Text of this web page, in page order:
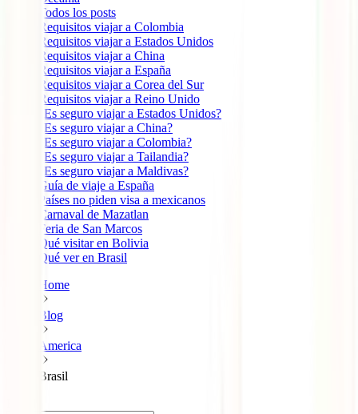
Todos los posts
Requisitos viajar a Colombia
Requisitos viajar a Estados Unidos
Requisitos viajar a China
Requisitos viajar a España
Requisitos viajar a Corea del Sur
Requisitos viajar a Reino Unido
¿Es seguro viajar a Estados Unidos?
¿Es seguro viajar a China?
¿Es seguro viajar a Colombia?
¿Es seguro viajar a Tailandia?
¿Es seguro viajar a Maldivas?
Guía de viaje a España
Países no piden visa a mexicanos
Carnaval de Mazatlan
Feria de San Marcos
Qué visitar en Bolivia
Qué ver en Brasil
Home
Blog
America
Brasil